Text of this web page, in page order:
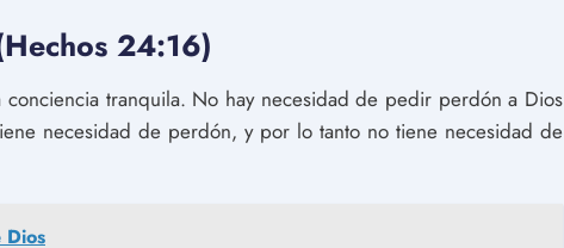
24:16)
tranquila. No hay necesidad de pedir perdón a Dios
necesidad de perdón, y por lo tanto no tiene necesidad de
Dios